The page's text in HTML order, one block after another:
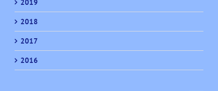
2019
2018
2017
2016